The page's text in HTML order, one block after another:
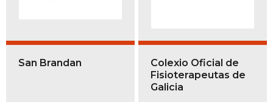
San Brandan
Colexio Oficial de
Fisioterapeutas de
Galicia